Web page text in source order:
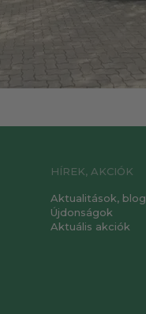
HÍREK, AKCIÓK
Aktualitások, blog
Újdonságok
Aktuális akciók